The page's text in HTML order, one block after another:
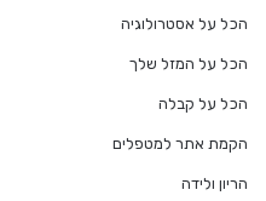
הכל על אסטרולוגיה
הכל על המזל שלך
הכל על קבלה
הקמת אתר למטפלים
הריון ולידה